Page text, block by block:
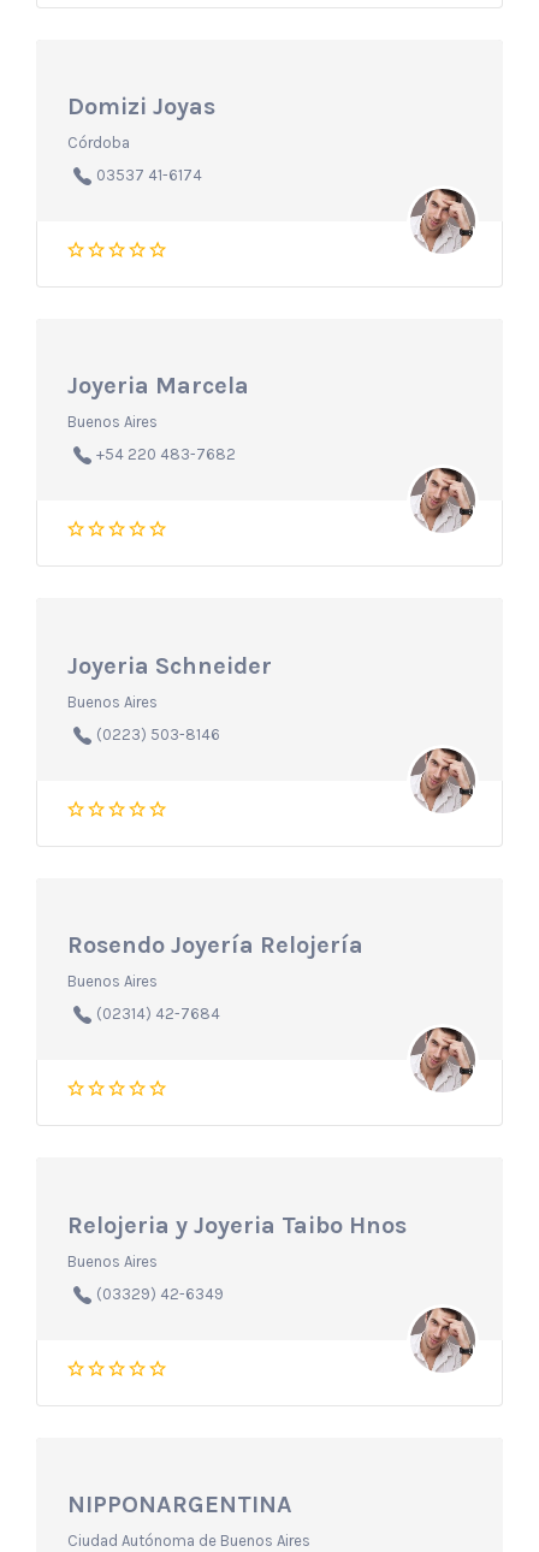
Domizi Joyas
Córdoba
03537 41-6174
Joyeria Marcela
Buenos Aires
+54 220 483-7682
Joyeria Schneider
Buenos Aires
(0223) 503-8146
Rosendo Joyería Relojería
Buenos Aires
(02314) 42-7684
Relojeria y Joyeria Taibo Hnos
Buenos Aires
(03329) 42-6349
NIPPONARGENTINA
Ciudad Autónoma de Buenos Aires